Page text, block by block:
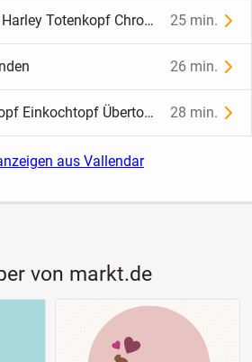
Motorrad Griff-Set für Harley Totenkopf Chrom Gummi 2,5 cm Neu 25 min.
26 min.
Weck Einkocher Zinktopf Einkochtopf Übertopf Garten Dekoration 28 min.
aus Vallendar
von markt.de